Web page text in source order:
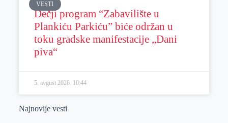
VESTI
Dečji program “Zabavilište u
Plankiću Parkiću” biće održan u
toku gradske manifestacije „Dani
piva“
5. avgust 2026. 10:44
Najnovije vesti